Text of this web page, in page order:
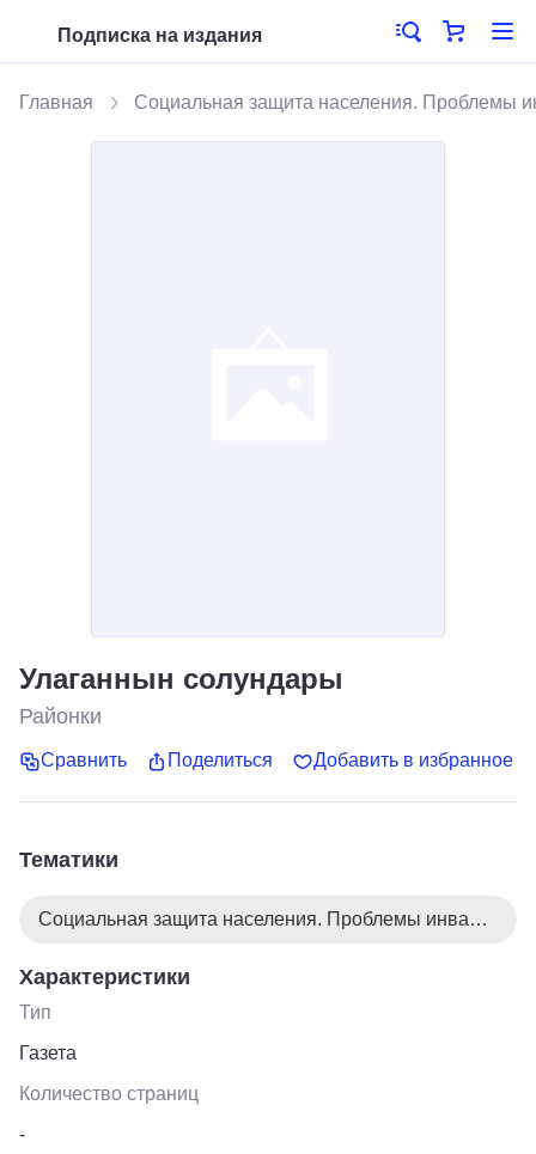
Подписка на издания
Главная Социальная защита населения. Проблемы
Улаганнын солундары
Районки
Сравнить Поделиться Добавить в избранное
Тематики
Социальная защита населения. Проблемы инвалидов
Характеристики
Тип
Газета
Количество страниц
-